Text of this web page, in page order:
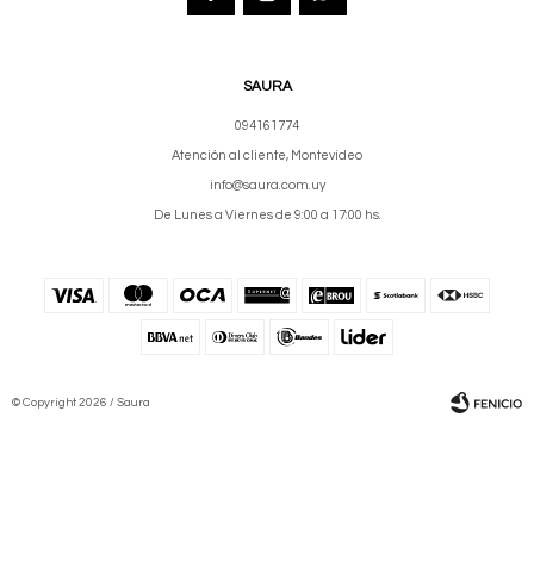
SAURA
094161774
Atención al cliente, Montevideo
info@saura.com.uy
De Lunes a Viernes de 9:00 a 17:00 hs.
© Copyright 2026 / Saura